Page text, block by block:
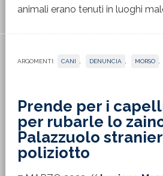
animali erano tenuti in luoghi
ARGOMENTI: CANI DENUNCIA MORSO
Prende per i
per rubarle lo
Palazzuolo
poliziotto